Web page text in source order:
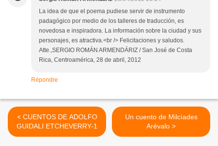
La idea de que el poema pudiese servir de instrumento
padagógico por medio de los talleres de traducción, es
novedosa e inspiradora. La información sobre la ciudad y sus
personajes, es atractiva.<br /> Felicitaciones y saludos.
Atte.,SERGIO ROMÁN ARMENDÁRIZ / San José de Costa
Rica, Centroamérica, 28 de abril, 2012
Répondre
< CUENTOS DE ADOLFO
GUIDALI ETCHEVERRY-1
Un cuento de Milcíades
Arévalo >